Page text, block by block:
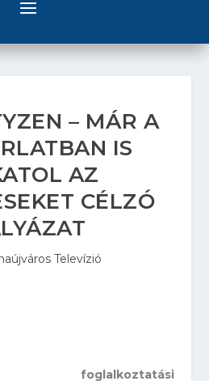
– MÁR A
IS
AZ
CÉLZÓ
Televízió